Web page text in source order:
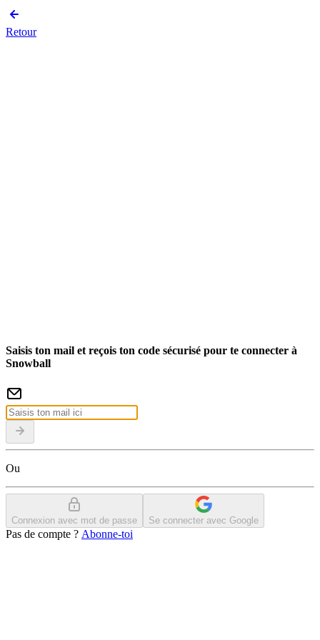
Retour
Saisis ton mail et reçois ton code sécurisé pour te connecter à
Snowball
Ou
Connexion avec mot de passe Se connecter avec Google
Pas de compte ? Abonne-toi